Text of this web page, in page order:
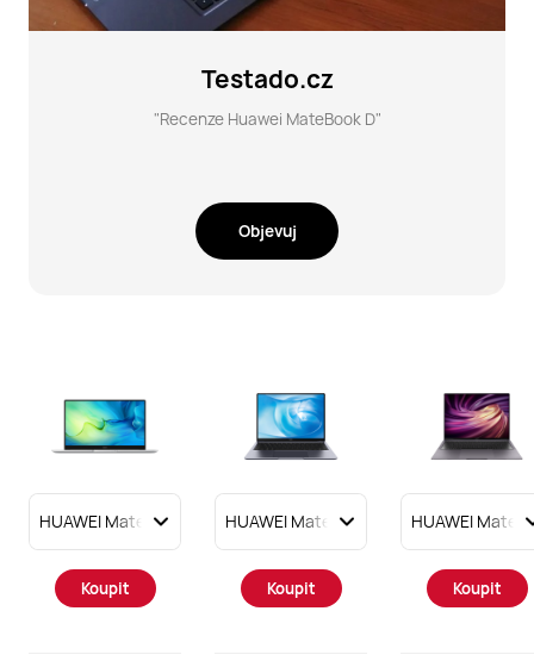
Testado.cz
"Recenze Huawei MateBook D"
Objevuj
Koupit Koupit Koupit